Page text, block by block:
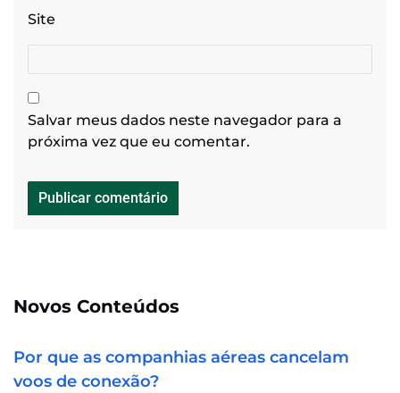
Site
Salvar meus dados neste navegador para a
próxima vez que eu comentar.
Novos Conteúdos
Por que as companhias aéreas cancelam
voos de conexão?